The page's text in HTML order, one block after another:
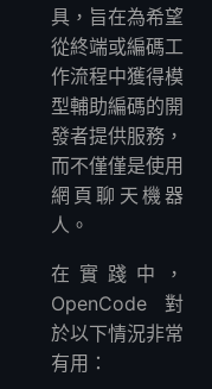
具，旨在為希望
從終端或編碼工
作流程中獲得模
型輔助編碼的開
發者提供服務，
而不僅僅是使用
網頁聊天機器
人。
在實踐中，
OpenCode 對
於以下情況非常
有用：